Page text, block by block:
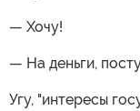
— Хочу!
— На деньги,
Угу, "интересы